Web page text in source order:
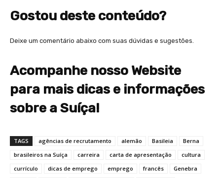
Gostou deste conteúdo?
Deixe um comentário abaixo com suas dúvidas e sugestões.
Acompanhe nosso Website
para mais dicas e informações
sobre a Suíça!
TAGS agências de recrutamento alemão Basileia
Berna
brasileiros na Suíça
carreira carta de apresentação
cultura
currículo
dicas de emprego emprego francês
Genebra